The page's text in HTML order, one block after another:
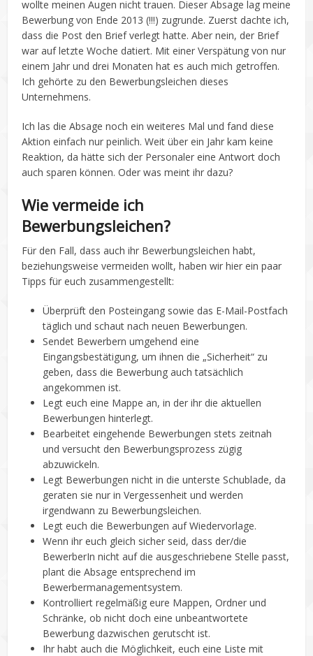
wollte meinen Augen nicht trauen. Dieser Absage lag meine
Bewerbung von Ende 2013 (!!!) zugrunde. Zuerst dachte ich,
dass die Post den Brief verlegt hatte. Aber nein, der Brief
war auf letzte Woche datiert. Mit einer Verspätung von nur
einem Jahr und drei Monaten hat es auch mich getroffen.
Ich gehörte zu den Bewerbungsleichen dieses
Unternehmens.
Ich las die Absage noch ein weiteres Mal und fand diese
Aktion einfach nur peinlich. Weit über ein Jahr kam keine
Reaktion, da hätte sich der Personaler eine Antwort doch
auch sparen können. Oder was meint ihr dazu?
Wie vermeide ich
Bewerbungsleichen?
Für den Fall, dass auch ihr Bewerbungsleichen habt,
beziehungsweise vermeiden wollt, haben wir hier ein paar
Tipps für euch zusammengestellt:
Überprüft den Posteingang sowie das E-Mail-Postfach
täglich und schaut nach neuen Bewerbungen.
Sendet Bewerbern umgehend eine
Eingangsbestätigung, um ihnen die „Sicherheit“ zu
geben, dass die Bewerbung auch tatsächlich
angekommen ist.
Legt euch eine Mappe an, in der ihr die aktuellen
Bewerbungen hinterlegt.
Bearbeitet eingehende Bewerbungen stets zeitnah
und versucht den Bewerbungsprozess zügig
abzuwickeln.
Legt Bewerbungen nicht in die unterste Schublade, da
geraten sie nur in Vergessenheit und werden
irgendwann zu Bewerbungsleichen.
Legt euch die Bewerbungen auf Wiedervorlage.
Wenn ihr euch gleich sicher seid, dass der/die
BewerberIn nicht auf die ausgeschriebene Stelle passt,
plant die Absage entsprechend im
Bewerbermanagementsystem.
Kontrolliert regelmäßig eure Mappen, Ordner und
Schränke, ob nicht doch eine unbeantwortete
Bewerbung dazwischen gerutscht ist.
Ihr habt auch die Möglichkeit, euch eine Liste mit